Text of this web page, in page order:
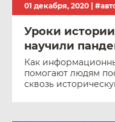
01 декабря, 2020 |
Уроки
научили
Как
помогают людям
сквозь